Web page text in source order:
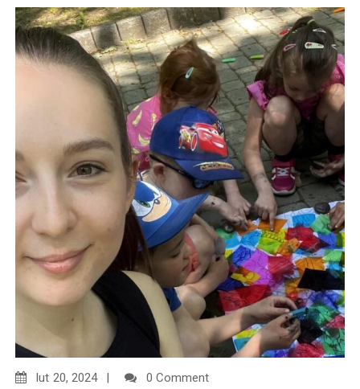
lut 20, 2024 0 Comment